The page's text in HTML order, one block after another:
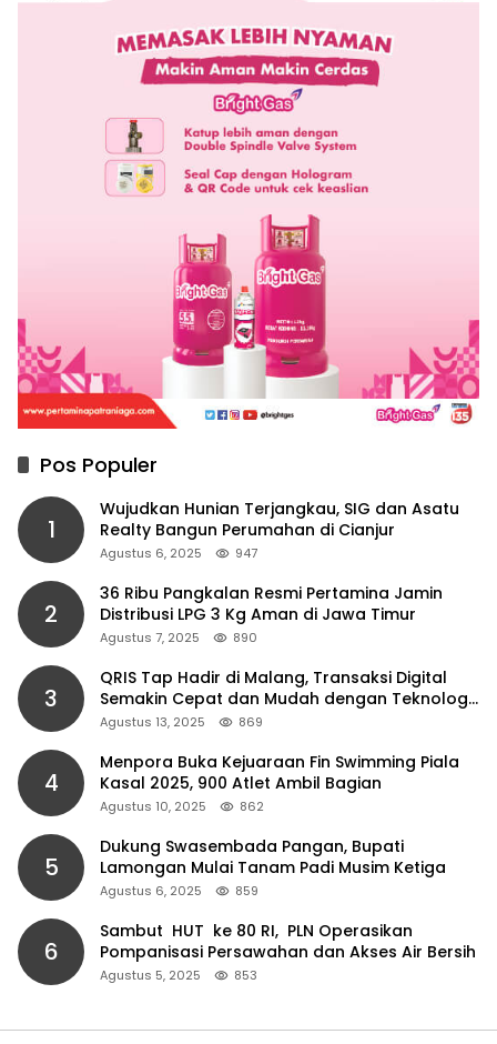
Pos Populer
1
Wujudkan Hunian Terjangkau, SIG dan Asatu
Realty Bangun Perumahan di Cianjur
Agustus 6, 2025 947
2
36 Ribu Pangkalan Resmi Pertamina Jamin
Distribusi LPG 3 Kg Aman di Jawa Timur
Agustus 7, 2025 890
3
QRIS Tap Hadir di Malang, Transaksi Digital
Semakin Cepat dan Mudah dengan Teknologi
NFC
Agustus 13, 2025 869
4
Menpora Buka Kejuaraan Fin Swimming Piala
Kasal 2025, 900 Atlet Ambil Bagian
Agustus 10, 2025 862
5
Dukung Swasembada Pangan, Bupati
Lamongan Mulai Tanam Padi Musim Ketiga
Agustus 6, 2025 859
6
Sambut HUT ke 80 RI, PLN Operasikan
Pompanisasi Persawahan dan Akses Air Bersih
Agustus 5, 2025 853